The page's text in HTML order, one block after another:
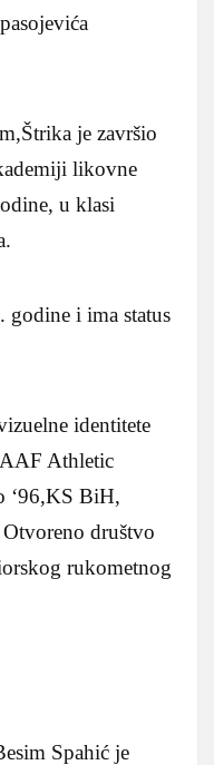
je završio
likovne
u klasi
i ima status
identitete
Athletic
‘96,KS BiH,
društvo
rukometnog
Spahić je